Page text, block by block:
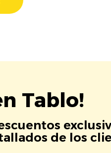
Tablo!
de los